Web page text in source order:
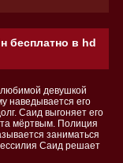
бесплатно в hd
любимой девушкой
наведывается его
Саид выгоняет его
мёртвым. Полиция
заниматься
Саид решает